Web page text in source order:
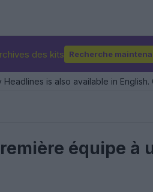
des kits Recherche
is also available in
équipe